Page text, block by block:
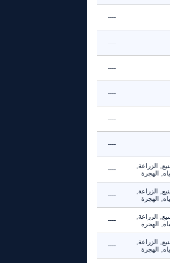
----
----
----
----
----
----
الزراعة,
الهجرة
----
الزراعة,
الهجرة
----
الزراعة,
الهجرة
----
الزراعة,
الهجرة
----